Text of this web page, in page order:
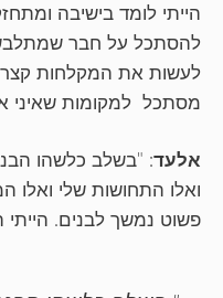
הייתי לומד בישיבה
להסתכל על חבר
לעשות את המקלחות קצר
מסתכל למקומות שאיני
אלעד: "בשלב כלשהו
ואלו התחושות שלי ואלו
פשוט נמשך לבנים. הייתי